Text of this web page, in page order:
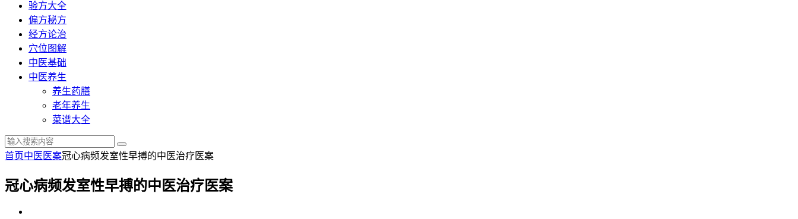
验方大全
偏方秘方
经方论治
穴位图解
中医基础
中医养生
养生药膳
老年养生
菜谱大全
首页中医医案冠心病频发室性早搏的中医治疗医案
冠心病频发室性早搏的中医治疗医案